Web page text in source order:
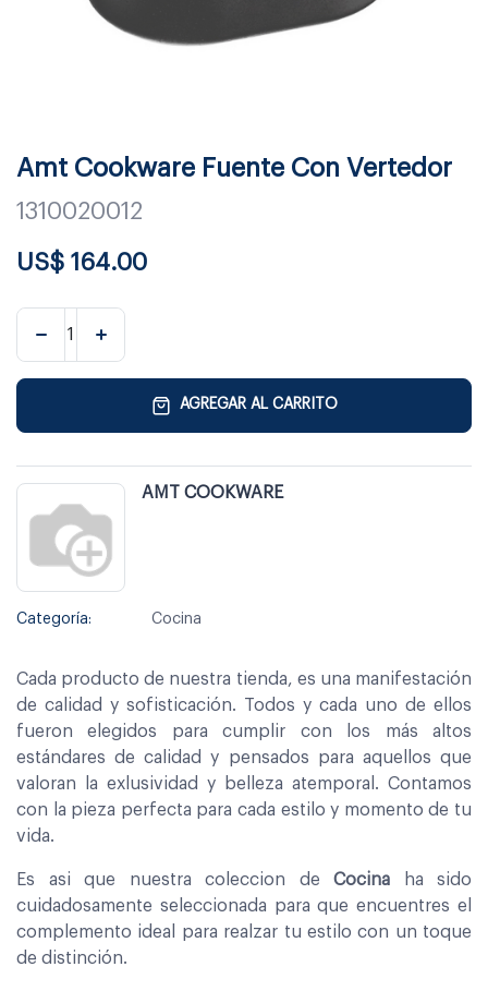
Amt Cookware Fuente Con Vertedor
1310020012
US$ 164.00
AGREGAR AL CARRITO
AMT COOKWARE
Categoría: Cocina
Cada producto de nuestra tienda, es una manifestación
de calidad y sofisticación. Todos y cada uno de ellos
fueron elegidos para cumplir con los más altos
estándares de calidad y pensados para aquellos que
valoran la exlusividad y belleza atemporal. Contamos
con la pieza perfecta para cada estilo y momento de tu
vida.
Es asi que nuestra coleccion de Cocina ha sido
cuidadosamente seleccionada para que encuentres el
complemento ideal para realzar tu estilo con un toque
de distinción.